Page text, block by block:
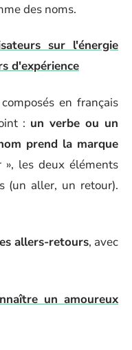
des noms.
sur l'énergie
d'expérience
en français
: un verbe ou un
prend la marque
les deux éléments
(un aller, un retour).
allers-retours, avec
un amoureux